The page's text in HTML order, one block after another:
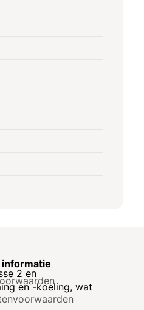
2 en
en -koeling, wat